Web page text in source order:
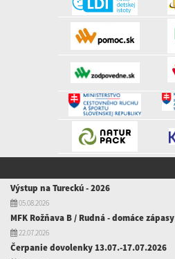
Výstup na Tureckú - 2026
05.08.2026
MFK Rožňava B / Rudná - domáce zápasy
22.07.2026
Čerpanie dovolenky 13.07.-17.07.2026